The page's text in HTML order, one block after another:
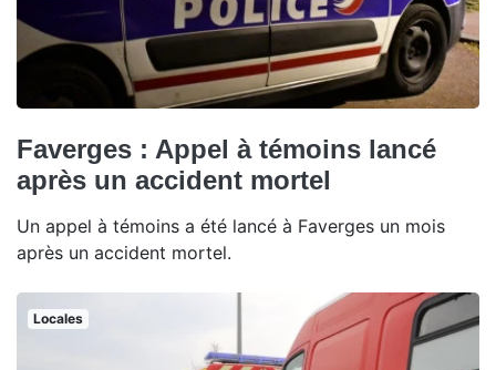
Faverges : Appel à témoins lancé
après un accident mortel
Un appel à témoins a été lancé à Faverges un mois
après un accident mortel.
Locales